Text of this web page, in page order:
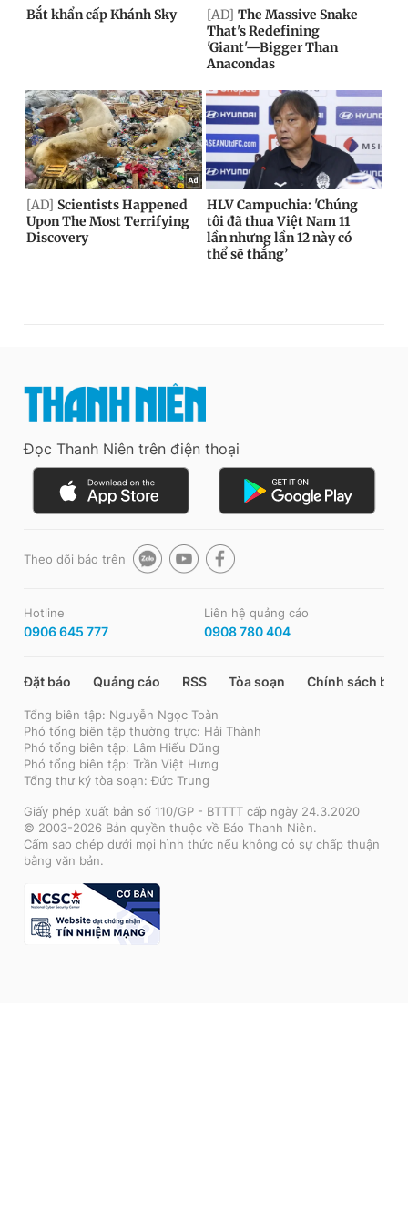
Đọc Thanh Niên trên điện thoại
Theo dõi báo trên
Hotline
0906 645 777
Liên hệ quảng cáo
0908 780 404
Đặt báo Quảng cáo RSS Tòa soạn Chính sách bảo
Tổng biên tập: Nguyễn Ngọc Toàn
Phó tổng biên tập thường trực: Hải Thành
Phó tổng biên tập: Lâm Hiếu Dũng
Phó tổng biên tập: Trần Việt Hưng
Tổng thư ký tòa soạn: Đức Trung
Giấy phép xuất bản số 110/GP - BTTTT cấp ngày 24.3.2020
© 2003-2026 Bản quyền thuộc về Báo Thanh Niên.
Cấm sao chép dưới mọi hình thức nếu không có sự chấp thuận
bằng văn bản.